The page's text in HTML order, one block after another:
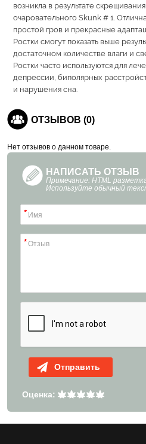
возникла в результате
очаровательного Skunk # 1.
простой гров и прекрасные
Ростки смогут показать выше
достаточном количестве влаги и
Ростки часто используются для
депрессии, биполярных
и нарушения сна.
ОТЗЫВОВ (0)
Нет отзывов о данном товаре.
НАПИСАТЬ ОТЗЫВ
Примечание: HTML
Используйте обычный
Отправить
Оценка: